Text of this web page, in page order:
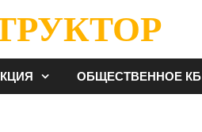
ОБЩЕСТВЕННОЕ КБ